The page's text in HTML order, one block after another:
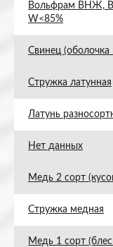
Вольфрам ВНЖ,
W<85%
Свинец (оболочка
Стружка латунная
Латунь
Нет данных
Медь 2 сорт
Стружка медная
Медь 1 сорт